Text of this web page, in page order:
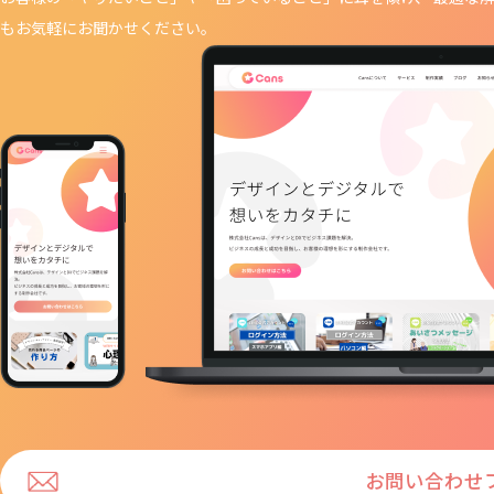
もお気軽にお聞かせください。
お問い合わせ